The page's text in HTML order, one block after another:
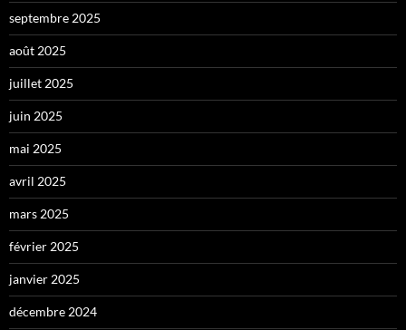
septembre 2025
août 2025
juillet 2025
juin 2025
mai 2025
avril 2025
mars 2025
février 2025
janvier 2025
décembre 2024